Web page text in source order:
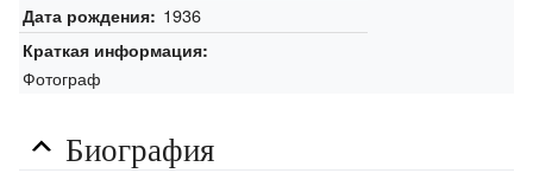
Дата рождения: 1936
Краткая информация:
Фотограф
Биография